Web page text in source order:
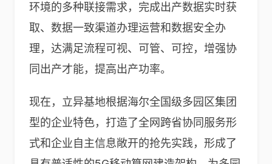
环境的多种联接需求，完成出产数据实时获
取、数据一致渠道办理运营和数据安全办
理，达满足流程可视、可管、可控，增强协
同出产才能，提高出产功率。
现在，立异基地根据海尔全国级多园区集团
型的企业特色，打造了全网跨省协同服务形
式和企业自主信息敞开的抢先实践，形成了